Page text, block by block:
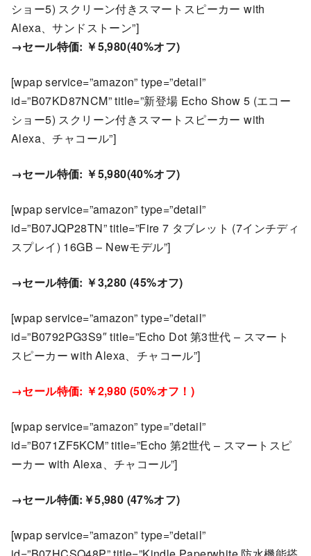
ショー5) スクリーン付きスマートスピーカー with
Alexa、サンドストーン”]
→セール特価: ￥5,980(40%オフ)
[wpap service=”amazon” type=”detail”
id=”B07KD87NCM” title=”新登場 Echo Show 5 (エコー
ショー5) スクリーン付きスマートスピーカー with
Alexa、チャコール”]
→セール特価: ￥5,980(40%オフ)
[wpap service=”amazon” type=”detail”
id=”B07JQP28TN” title=”Fire 7 タブレット (7インチディ
スプレイ) 16GB – Newモデル”]
→セール特価: ￥3,280 (45%オフ)
[wpap service=”amazon” type=”detail”
id=”B0792PG3S9″ title=”Echo Dot 第3世代 – スマート
スピーカー with Alexa、チャコール”]
→セール特価: ￥2,980 (50%オフ！)
[wpap service=”amazon” type=”detail”
id=”B071ZF5KCM” title=”Echo 第2世代 – スマートスピ
ーカー with Alexa、チャコール”]
→セール特価:￥5,980 (47%オフ)
[wpap service=”amazon” type=”detail”